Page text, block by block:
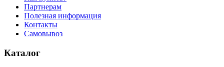
Партнерам
Полезная информация
Контакты
Самовывоз
Каталог